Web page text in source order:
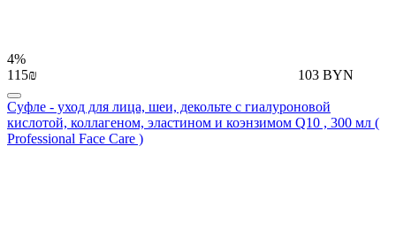
4%
115₪
103 BYN
Суфле - уход для лица, шеи, декольте с гиалуроновой
кислотой, коллагеном, эластином и коэнзимом Q10 , 300 мл (
Professional Face Care )